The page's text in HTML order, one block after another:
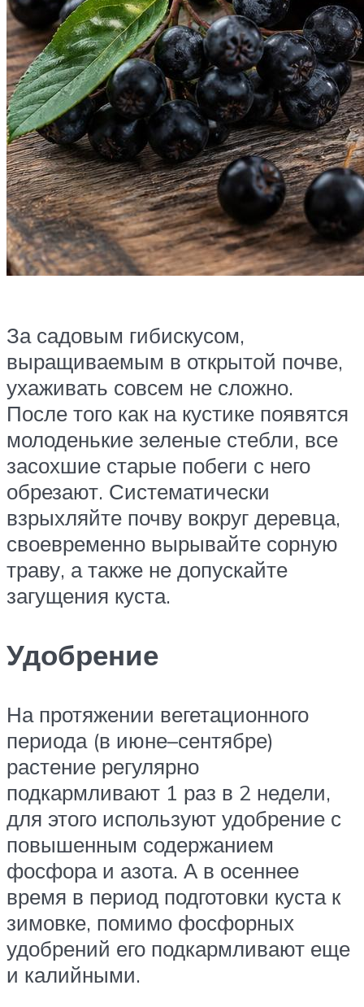
За садовым гибискусом,
выращиваемым в открытой почве,
ухаживать совсем не сложно.
После того как на кустике появятся
молоденькие зеленые стебли, все
засохшие старые побеги с него
обрезают. Систематически
взрыхляйте почву вокруг деревца,
своевременно вырывайте сорную
траву, а также не допускайте
загущения куста.
Удобрение
На протяжении вегетационного
периода (в июне–сентябре)
растение регулярно
подкармливают 1 раз в 2 недели,
для этого используют удобрение с
повышенным содержанием
фосфора и азота. А в осеннее
время в период подготовки куста к
зимовке, помимо фосфорных
удобрений его подкармливают еще
и калийными.